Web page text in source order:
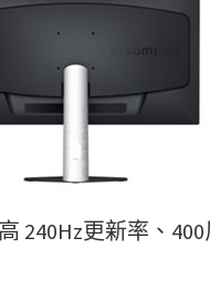
240Hz更新率、